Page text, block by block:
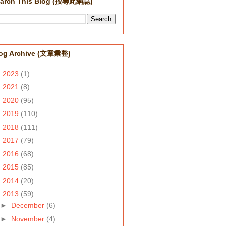
Archive (文章彙整)
2023 (1)
2021 (8)
2020 (95)
2019 (110)
2018 (111)
2017 (79)
2016 (68)
2015 (85)
2014 (20)
2013 (59)
► December (6)
► November (4)